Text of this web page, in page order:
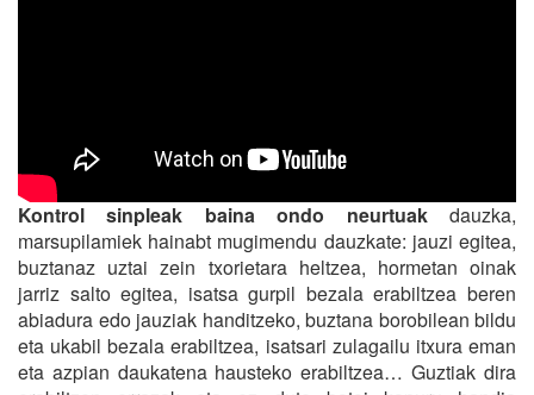
Kontrol sinpleak baina ondo neurtuakdauzka,
marsupilamiek hainabt mugimendu dauzkate: jauzi egitea,
buztanaz uztai zein txorietara heltzea, hormetan oinak
jarriz salto egitea, isatsa gurpil bezala erabiltzea beren
abiadura edo jauziak handitzeko, buztana borobilean bildu
eta ukabil bezala erabiltzea, isatsari zulagailu itxura eman
eta azpian daukatena hausteko erabiltzea… Guztiak dira